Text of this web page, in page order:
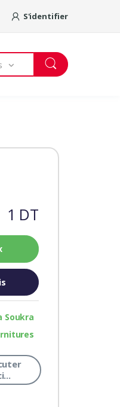
S'identifier
1 DT
Soukra